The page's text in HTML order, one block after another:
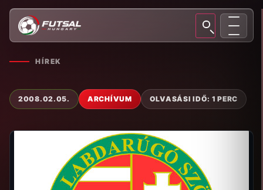
HÍREK
2008.02.05. ARCHÍVUM OLVASÁSI IDŐ: 1 PERC